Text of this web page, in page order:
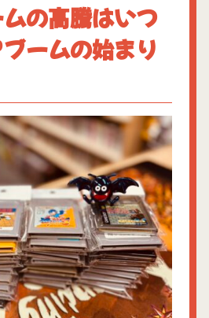
の高騰はいつ
ームの始まり